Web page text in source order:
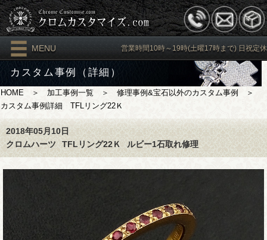
MENU 営業時間10時～19時(土曜17時まで) 日祝定休
カスタム事例（詳細）
HOME ＞ 加工事例一覧 ＞ 修理事例&宝石以外のカスタム事例
＞
カスタム事例詳細 TFLリング22Ｋ
2018年05月10日
クロムハーツ
TFLリング22Ｋ ルビー1石取れ修理